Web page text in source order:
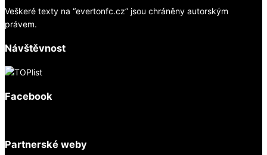
Veškeré texty na “evertonfc.cz” jsou chráněny autorským
právem.
Návštěvnost
Facebook
Partnerské weby